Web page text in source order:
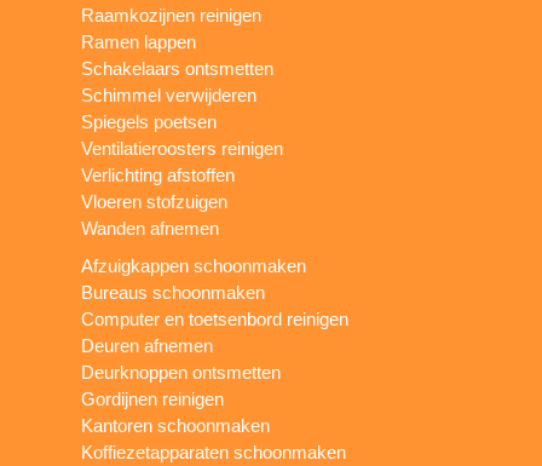
Raamkozijnen reinigen
Ramen lappen
Schakelaars ontsmetten
Schimmel verwijderen
Spiegels poetsen
Ventilatieroosters reinigen
Verlichting afstoffen
Vloeren stofzuigen
Wanden afnemen
Afzuigkappen schoonmaken
Bureaus schoonmaken
Computer en toetsenbord reinigen
Deuren afnemen
Deurknoppen ontsmetten
Gordijnen reinigen
Kantoren schoonmaken
Koffiezetapparaten schoonmaken